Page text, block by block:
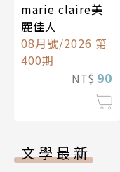
marie claire美
麗佳人
08月號/2026 第
400期
NT$ 90
文學最新